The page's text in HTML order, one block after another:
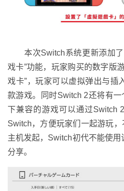
本次Switch系统更新添加了
戏卡”功能，玩家购买的数字版
戏卡”，玩家可以虚拟弹出与插
款游戏。同时Switch 2还将有一
下兼容的游戏可以通过Switch
Switch，方便玩家们一起游玩
主机发起，Switch初代不能使
分享。